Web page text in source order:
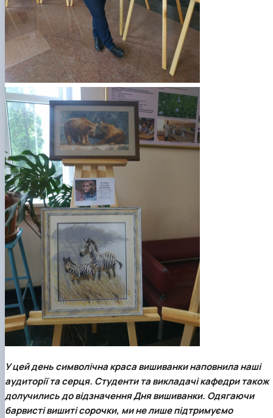
У цей день символічна краса вишиванки наповнила наші
аудиторії та серця. Студенти та викладачі кафедри також
долучились до відзначення Дня вишиванки. Одягаючи
барвисті вишиті сорочки, ми не лише підтримуємо